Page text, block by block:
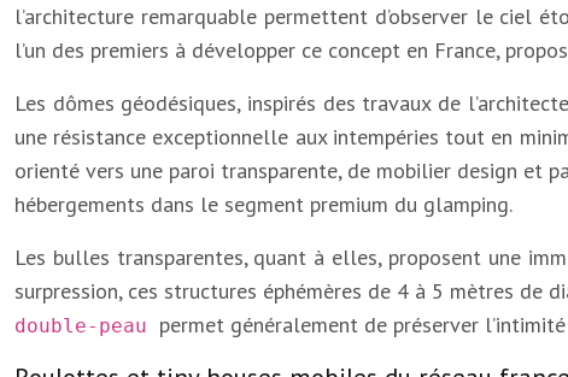
l’architecture remarquable permettent d’observer le ciel
l’un des premiers à développer ce concept en France,
Les dômes géodésiques, inspirés des travaux de
une résistance exceptionnelle aux intempéries tout en
orienté vers une paroi transparente, de mobilier design et
hébergements dans le segment premium du glamping.
Les bulles transparentes, quant à elles, proposent une
surpression, ces structures éphémères de 4 à 5 mètres de
double-peau permet généralement de préserver